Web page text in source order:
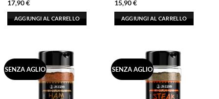
Valutato
su 5
17,90€
AGGIUNGI AL CARRELLO
15,90€
AGGIUNGI AL CARRELLO
SENZA AGLIO SENZA AGLIO